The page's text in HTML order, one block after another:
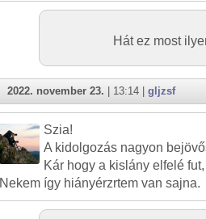
Hát ez most
2022. november 23. | 13:14 | gljzsf
Szia!
A kidolgozás nagyon
Kár hogy a kislány elfelé
Nekem így hiányérzrtem van sajna.